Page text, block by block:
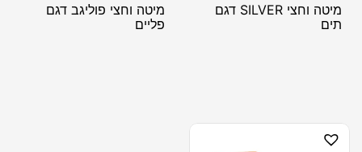
מיטה וחצי SILVER דגם
תים
מיטה וחצי פוליגב דגם
פליים